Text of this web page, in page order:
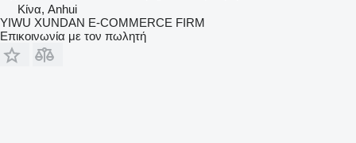
Κίνα, Anhui
YIWU XUNDAN E-COMMERCE FIRM
Επικοινωνία με τον πωλητή